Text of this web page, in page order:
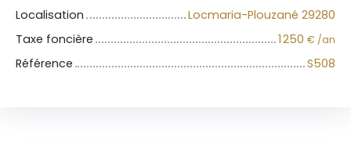
Localisation
Locmaria-Plouzané 29280
Taxe foncière
1 250 € /an
Référence S508